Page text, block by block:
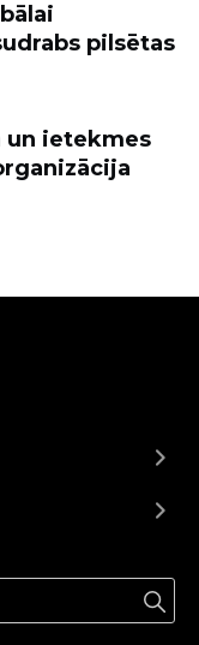
pilsētas
un ietekmes